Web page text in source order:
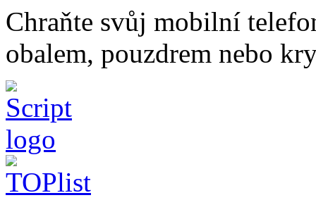
Chraňte svůj mobilní
obalem, pouzdrem nebo